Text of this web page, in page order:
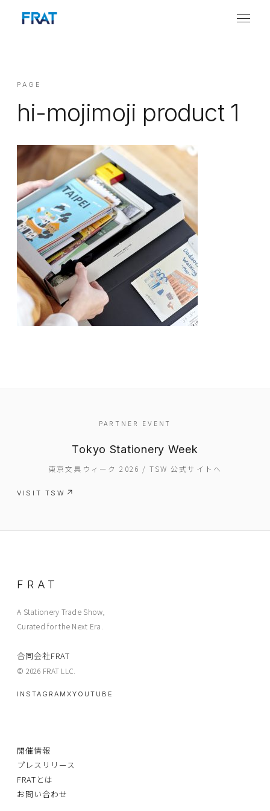
EVENT
PRESS
BOOSTER
PAGE
hi-mojimoji product 1
PARTNER EVENT
Tokyo Stationery Week
東京文具ウィーク 2026 / TSW 公式サイトへ
VISIT TSW
FRAT
A Stationery Trade Show,
Curated for the Next Era.
合同会社FRAT
© 2026 FRAT LLC.
INSTAGRAM XYOUTUBE
開催情報
プレスリリース
FRATとは
お問い合わせ